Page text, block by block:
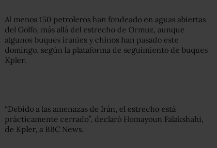
Al menos 150 petroleros han fondeado en aguas abiertas
del Golfo, más allá del estrecho de Ormuz, aunque
algunos buques iraníes y chinos han pasado este
domingo, según la plataforma de seguimiento de buques
Kpler.
“Debido a las amenazas de Irán, el estrecho está
prácticamente cerrado”, declaró Homayoun Falakshahi,
de Kpler, a BBC News.